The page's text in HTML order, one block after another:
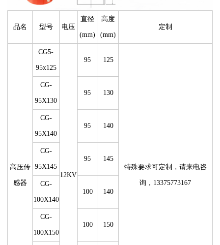
品名 型号 电压
直径
(mm)
高度
(mm)
定制
高压传
感器
CG5-
95x125
12KV
95 125
特殊要求可定制，请来电咨
询，13375773167
CG-
95X130
95 130
CG-
95X140
95 140
CG-
95X145
95 145
CG-
100X140
100 140
CG-
100X150
100 150